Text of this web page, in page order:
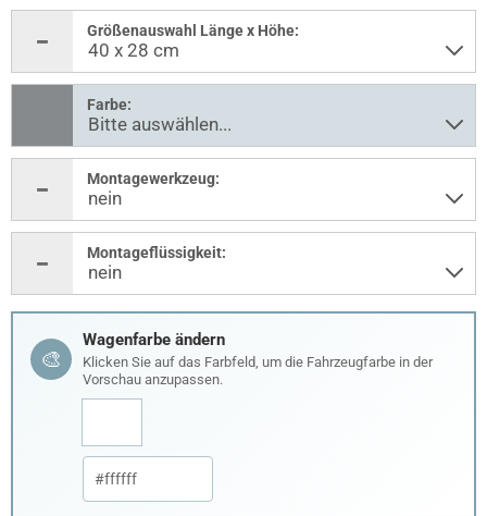
Größenauswahl Länge x Höhe:
Farbe:
Montagewerkzeug:
Montageflüssigkeit:
🎨
Wagenfarbe ändern
Klicken Sie auf das Farbfeld, um die Fahrzeugfarbe in der
Vorschau anzupassen.